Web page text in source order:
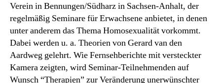
Verein in Bennungen/Südharz in Sachsen-Anhalt, der
regelmäßig Seminare für Erwachsene anbietet, in denen
unter anderem das Thema Homosexualität vorkommt.
Dabei werden u. a. Theorien von Gerard van den
Aardweg gelehrt. Wie Fernsehberichte mit versteckter
Kamera zeigten, wird Seminar-Teilnehmenden auf
Wunsch “Therapien” zur Veränderung unerwünschter